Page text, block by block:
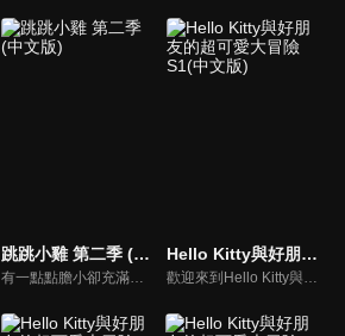
跳跳小雞 第二季 (中文版)
有一點點膽小卻充滿好奇心的"帶骨雞"，和總是用小跳步靠過來的舞蹈老師"小跳步青蛙老師"，以及其他具有獨特個性的夥伴們跳舞大活耀！在家裡和各種地方以「身體動了，心也舞動了起來♪」為主題。
Hello Kitty與好朋友的超可愛大冒險S1(中文版)
歡迎來到Hello Kitty與好朋友的超可愛大冒險!與Hello Kitty, 大眼蛙, 酷企鵝, 美樂蒂, 布丁狗還有酷洛米, 準備和朋友們一起經歷有趣的冒險吧!